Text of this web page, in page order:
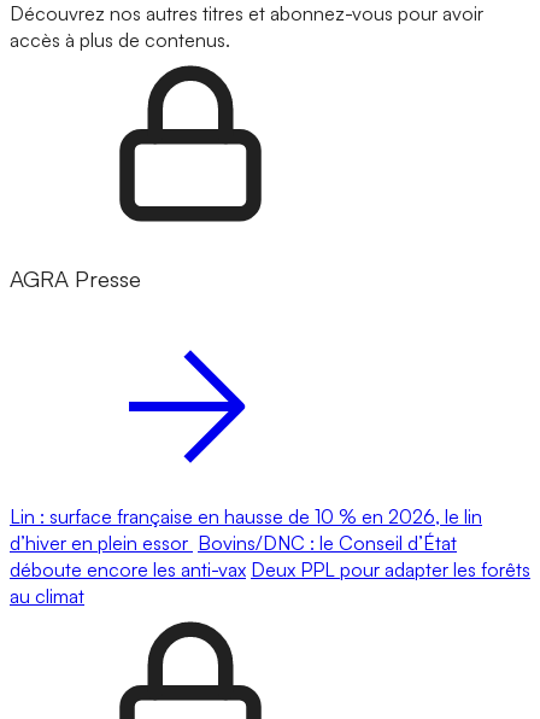
Découvrez nos autres titres et abonnez-vous pour avoir
accès à plus de contenus.
AGRA Presse
Lin : surface française en hausse de 10 % en 2026, le lin
d’hiver en plein essor Bovins/DNC : le Conseil d’État
déboute encore les anti-vax Deux PPL pour adapter les forêts
au climat